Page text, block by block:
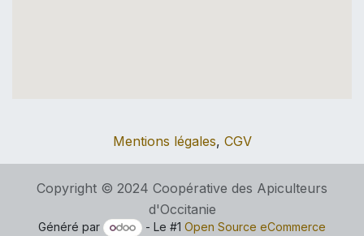
Mentions légales, CGV
Copyright © 2024 Coopérative des Apiculteurs
d'Occitanie
Généré par - Le #1Open Source eCommerce